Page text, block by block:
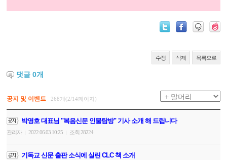
수정 삭제 목록으로
댓글0개
공지 및 이벤트 268개(2/14페이지)
박영호 대표님 "복음신문 인물탐방" 기사 소개 해 드립니다
관리자 2022.06.03 10:25 조회 28224
기독교 신문 출판 소식에 실린 CLC 책 소개